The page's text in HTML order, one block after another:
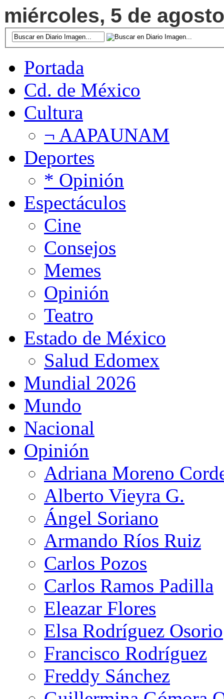
miércoles, 5 de
Portada
Cd. de México
Cultura
¬ AAPAUNAM
Deportes
* Opinión
Espectáculos
Cine
Consejos
Memes
Opinión
Teatro
Estado de México
Salud Edomex
Mundial 2026
Mundo
Nacional
Opinión
Adriana Moreno
Alberto Vieyra G.
Ángel Soriano
Armando Ríos Ruiz
Carlos Pozos
Carlos Ramos Padilla
Eleazar Flores
Elsa Rodríguez Osorio
Francisco Rodríguez
Freddy Sánchez